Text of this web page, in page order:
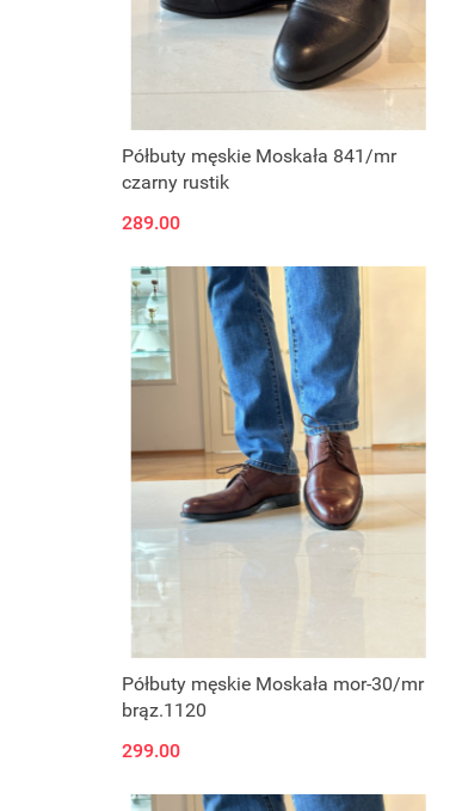
Półbuty męskie Moskała 841/mr
czarny rustik
289.00
Półbuty męskie Moskała mor-30/mr
brąz.1120
299.00